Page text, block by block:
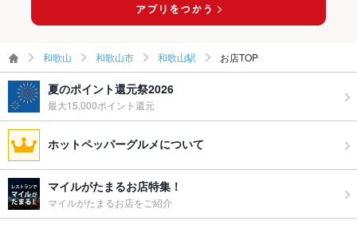
ウェディン
グパーティ
備考 ハンバーガー居酒屋メニューもお召し上がりいただけます。
和歌山 和歌山市 和歌山駅 お店TOP
夏のポイント還元祭2026
最大15,000ポイント還元
ホットペッパーグルメについて
マイルがたまるお店特集！
マイルがたまるお店をご紹介